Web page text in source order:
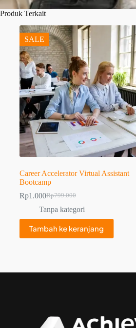
Produk Terkait
SALE
Career Accelerator Virtual Assistant
Bootcamp
Rp799.000
Rp1.000
Tanpa kategori
Tambah ke keranjang